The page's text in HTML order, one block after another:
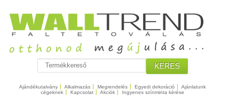
KERES
Ajándékutalvány Alkalmazás Megrendelés Egyedi dekoráció
Ajánlatunk
cégeknek
Kapcsolat Akciók Ingyenes színminta kérése